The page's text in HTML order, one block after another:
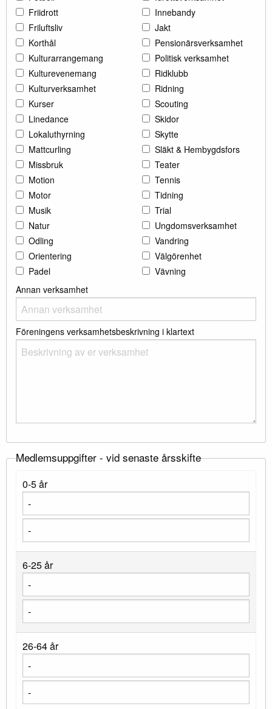
Friidrott
Friluftsliv
Innebandy
Jakt
Korthål
Kulturarrangemang
Kulturevenemang
Kulturverksamhet
Kurser
Linedance
Lokaluthyrning
Mattcurling
Missbruk
Motion
Motor
Musik
Natur
Odling
Orientering
Padel
Pensionärsverksamhet
Politisk verksamhet
Ridklubb
Ridning
Scouting
Skidor
Skytte
Släkt & Hembygdsfors
Teater
Tennis
Tidning
Trial
Ungdomsverksamhet
Vandring
Välgörenhet
Vävning
Annan verksamhet
Föreningens verksamhetsbeskrivning i klartext
Medlemsuppgifter - vid senaste årsskifte
0-5 år
6-25 år
26-64 år